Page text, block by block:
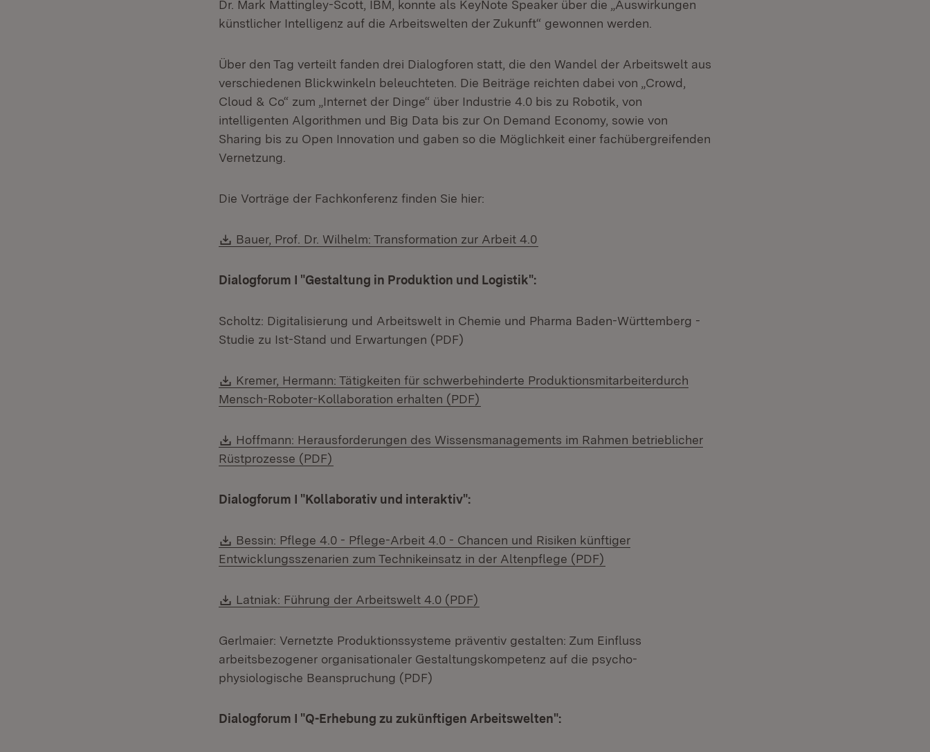
Dr. Mark Mattingley-Scott, IBM, konnte als KeyNote Speaker über die „Auswirkungen
künstlicher Intelligenz auf die Arbeitswelten der Zukunft“ gewonnen werden.
Über den Tag verteilt fanden drei Dialogforen statt, die den Wandel der Arbeitswelt aus
verschiedenen Blickwinkeln beleuchteten. Die Beiträge reichten dabei von „Crowd,
Cloud & Co“ zum „Internet der Dinge“ über Industrie 4.0 bis zu Robotik, von
intelligenten Algorithmen und Big Data bis zur On Demand Economy, sowie von
Sharing bis zu Open Innovation und gaben so die Möglichkeit einer fachübergreifenden
Vernetzung.
Die Vorträge der Fachkonferenz finden Sie hier:
Download:
Bauer, Prof. Dr. Wilhelm: Transformation zur Arbeit 4.0
Dialogforum I "Gestaltung in Produktion und Logistik":
Scholtz: Digitalisierung und Arbeitswelt in Chemie und Pharma Baden-Württemberg -
Studie zu Ist-Stand und Erwartungen (PDF)
Download:
Kremer, Hermann: Tätigkeiten für schwerbehinderte Produktionsmitarbeiterdurch
Mensch-Roboter-Kollaboration erhalten (PDF)
Download:
Hoffmann: Herausforderungen des Wissensmanagements im Rahmen betrieblicher
Rüstprozesse (PDF)
Dialogforum I "Kollaborativ und interaktiv":
Download:
Bessin: Pflege 4.0 - Pflege-Arbeit 4.0 - Chancen und Risiken künftiger
Entwicklungsszenarien zum Technikeinsatz in der Altenpflege (PDF)
Download:
Latniak: Führung der Arbeitswelt 4.0 (PDF)
Gerlmaier: Vernetzte Produktionssysteme präventiv gestalten: Zum Einfluss
arbeitsbezogener organisationaler Gestaltungskompetenz auf die psycho-
physiologische Beanspruchung (PDF)
Dialogforum I "Q-Erhebung zu zukünftigen Arbeitswelten":